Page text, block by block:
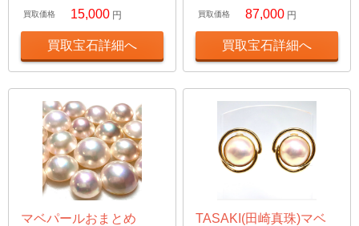
買取価格 15,000 円
買取宝石詳細へ
買取価格 87,000 円
買取宝石詳細へ
マベパールおまとめ
TASAKI(田崎真珠)マベ